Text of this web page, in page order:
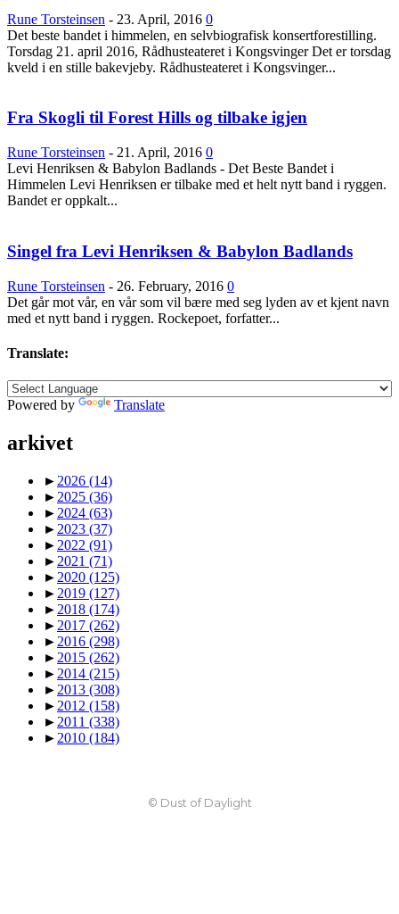
musikken skal vurderes.
IKKE send linker til Spotify, Tidal eller iTunes som
eneste sted å høre musikken. Flere i redaksjonen
styrer unna disse stedene, så henvendelser med linker
Gjerne en link til en EPK som beskriver prosjektet
ditt. Og gjerne linker til din nettside eller en
Link til nedlastbare pressebilder. Og coverbilde til
platen. Minst 1024px bredde er fint.
Det er lov å purre oss opp etter en liten stund.
Erfaringsmessig så er det uhyre vanskelig å få hørt og sjekket
Og vi er hverken så strenge eller skumle som disse punktene
skulle tilsi
Rune Torsteinsen - 23. April, 2016 0
Det beste bandet i himmelen, en selvbiografisk konsertforestilling.
Torsdag 21. april 2016, Rådhusteateret i Kongsvinger Det er torsdag
kveld i en stille bakevjeby. Rådhusteateret i Kongsvinger...
Fra Skogli til Forest Hills og tilbake igjen
Rune Torsteinsen - 21. April, 2016 0
Levi Henriksen & Babylon Badlands - Det Beste Bandet i
Himmelen Levi Henriksen er tilbake med et helt nytt band i ryggen.
Bandet er oppkalt...
Singel fra Levi Henriksen & Babylon Badlands
Rune Torsteinsen - 26. February, 2016 0
Det går mot vår, en vår som vil bære med seg lyden av et kjent navn
med et nytt band i ryggen. Rockepoet, forfatter...
Translate:
Powered by Translate
arkivet
► 2026 (14)
► 2025 (36)
► 2024 (63)
► 2023 (37)
► 2022 (91)
► 2021 (71)
► 2020 (125)
► 2019 (127)
► 2018 (174)
► 2017 (262)
► 2016 (298)
► 2015 (262)
► 2014 (215)
► 2013 (308)
► 2012 (158)
► 2011 (338)
► 2010 (184)
© Dust of Daylight